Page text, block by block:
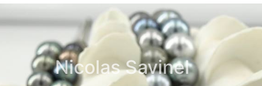
Nicolas Savinel